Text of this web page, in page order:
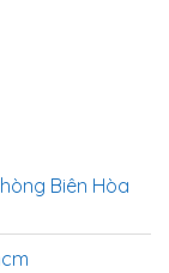
Biên Hòa